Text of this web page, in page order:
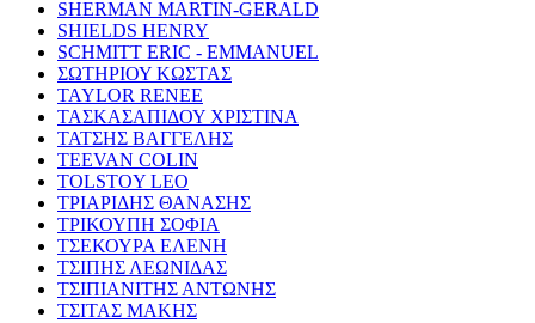
SHERMAN MARTIN-GERALD
SHIELDS HENRY
SCHMITT ERIC - EMMANUEL
ΣΩΤΗΡΙΟΥ ΚΩΣΤΑΣ
TAYLOR RENEE
ΤΑΣΚΑΣΑΠΙΔΟΥ ΧΡΙΣΤΙΝΑ
ΤΑΤΣΗΣ ΒΑΓΓΕΛΗΣ
TEEVAN COLIN
TOLSTOY LEO
ΤΡΙΑΡΙΔΗΣ ΘΑΝΑΣΗΣ
ΤΡΙΚΟΥΠΗ ΣΟΦΙΑ
ΤΣΕΚΟΥΡΑ ΕΛΕΝΗ
ΤΣΙΠΗΣ ΛΕΩΝΙΔΑΣ
ΤΣΙΠΙΑΝΙΤΗΣ ΑΝΤΩΝΗΣ
ΤΣΙΤΑΣ ΜΑΚΗΣ